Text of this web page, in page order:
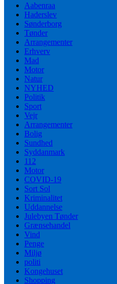
Aabenraa
Haderslev
Sønderborg
Tønder
Arrangementer
Erhverv
Mad
Motor
Natur
NYHED
Politik
Sport
Vejr
Arrangementer
Bolig
Sundhed
Syddanmark
112
Motor
COVID-19
Sort Sol
Kriminalitet
Uddannelse
Julebyen Tønder
Grænsehandel
Vind
Penge
Miljø
politi
Kongehuset
Shopping